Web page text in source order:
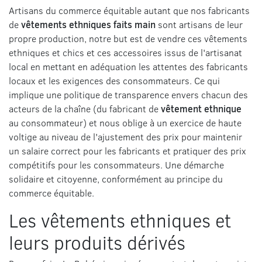
Artisans du commerce équitable autant que nos fabricants
devêtements ethniques faits main sont artisans de leur
propre production, notre but est de vendre ces vêtements
ethniques et chics et ces accessoires issus de l'artisanat
local en mettant en adéquation les attentes des fabricants
locaux et les exigences des consommateurs. Ce qui
implique une politique de transparence envers chacun des
acteurs de la chaîne (du fabricant devêtement ethnique
au consommateur) et nous oblige à un exercice de haute
voltige au niveau de l'ajustement des prix pour maintenir
un salaire correct pour les fabricants et pratiquer des prix
compétitifs pour les consommateurs. Une démarche
solidaire et citoyenne, conformément au principe du
commerce équitable.
Les vêtements ethniques et
leurs produits dérivés